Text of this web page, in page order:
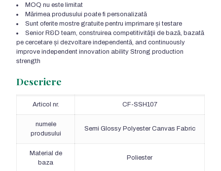
MOQ nu este limitat
Mărimea produsului poate fi personalizată
Sunt oferite mostre gratuite pentru imprimare și testare
Senior R&D team, construirea competitivităţii de bază, bazată
pe cercetare și dezvoltare independentă, and continuously
improve independent innovation ability Strong production
strength
Descriere
Articol nr. CF-SSH107
numele
produsului
Semi Glossy Polyester Canvas Fabric
Material de
baza
Poliester